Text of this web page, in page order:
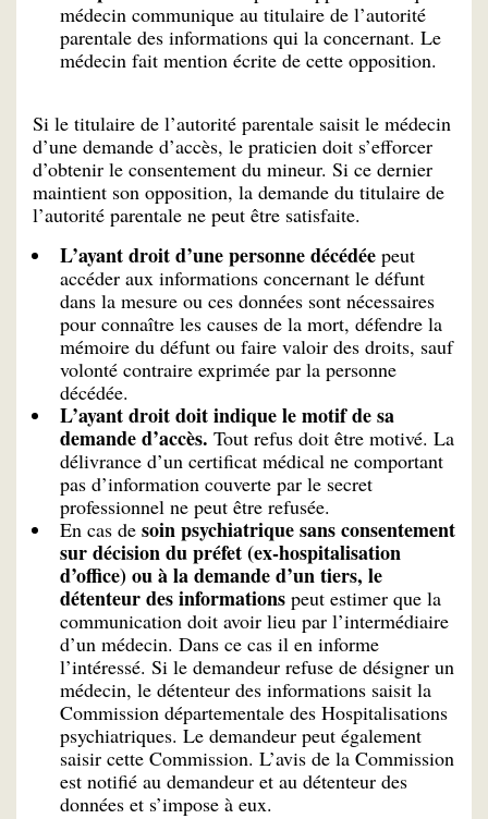
médecin communique au titulaire de l’autorité
parentale des informations qui la concernant. Le
médecin fait mention écrite de cette opposition.
Si le titulaire de l’autorité parentale saisit le médecin
d’une demande d’accès, le praticien doit s’efforcer
d’obtenir le consentement du mineur. Si ce dernier
maintient son opposition, la demande du titulaire de
l’autorité parentale ne peut être satisfaite.
L’ayant droit d’une personne décédée peut
accéder aux informations concernant le défunt
dans la mesure ou ces données sont nécessaires
pour connaître les causes de la mort, défendre la
mémoire du défunt ou faire valoir des droits, sauf
volonté contraire exprimée par la personne
décédée.
L’ayant droit doit indique le motif de sa
demande d’accès. Tout refus doit être motivé. La
délivrance d’un certificat médical ne comportant
pas d’information couverte par le secret
professionnel ne peut être refusée.
En cas de soin psychiatrique sans consentement
sur décision du préfet (ex-hospitalisation
d’office) ou à la demande d’un tiers, le
détenteur des informations peut estimer que la
communication doit avoir lieu par l’intermédiaire
d’un médecin. Dans ce cas il en informe
l’intéressé. Si le demandeur refuse de désigner un
médecin, le détenteur des informations saisit la
Commission départementale des Hospitalisations
psychiatriques. Le demandeur peut également
saisir cette Commission. L’avis de la Commission
est notifié au demandeur et au détenteur des
données et s’impose à eux.